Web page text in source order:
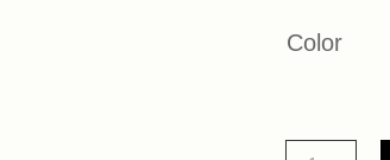
Color
blouse